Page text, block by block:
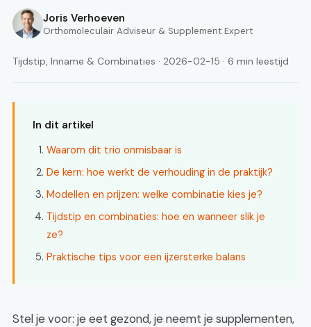
Joris Verhoeven
Orthomoleculair Adviseur & Supplement Expert
Tijdstip, Inname & Combinaties · 2026-02-15 · 6 min leestijd
In dit artikel
Waarom dit trio onmisbaar is
De kern: hoe werkt de verhouding in de praktijk?
Modellen en prijzen: welke combinatie kies je?
Tijdstip en combinaties: hoe en wanneer slik je
ze?
Praktische tips voor een ijzersterke balans
Stel je voor: je eet gezond, je neemt je supplementen,